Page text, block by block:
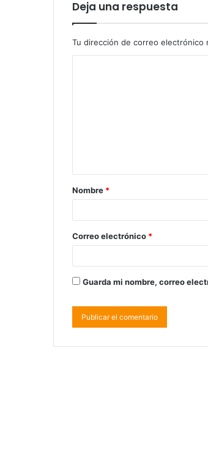
Deja una respuesta
Tu dirección de correo electrónico
Nombre *
Correo electrónico *
Guarda mi nombre, correo